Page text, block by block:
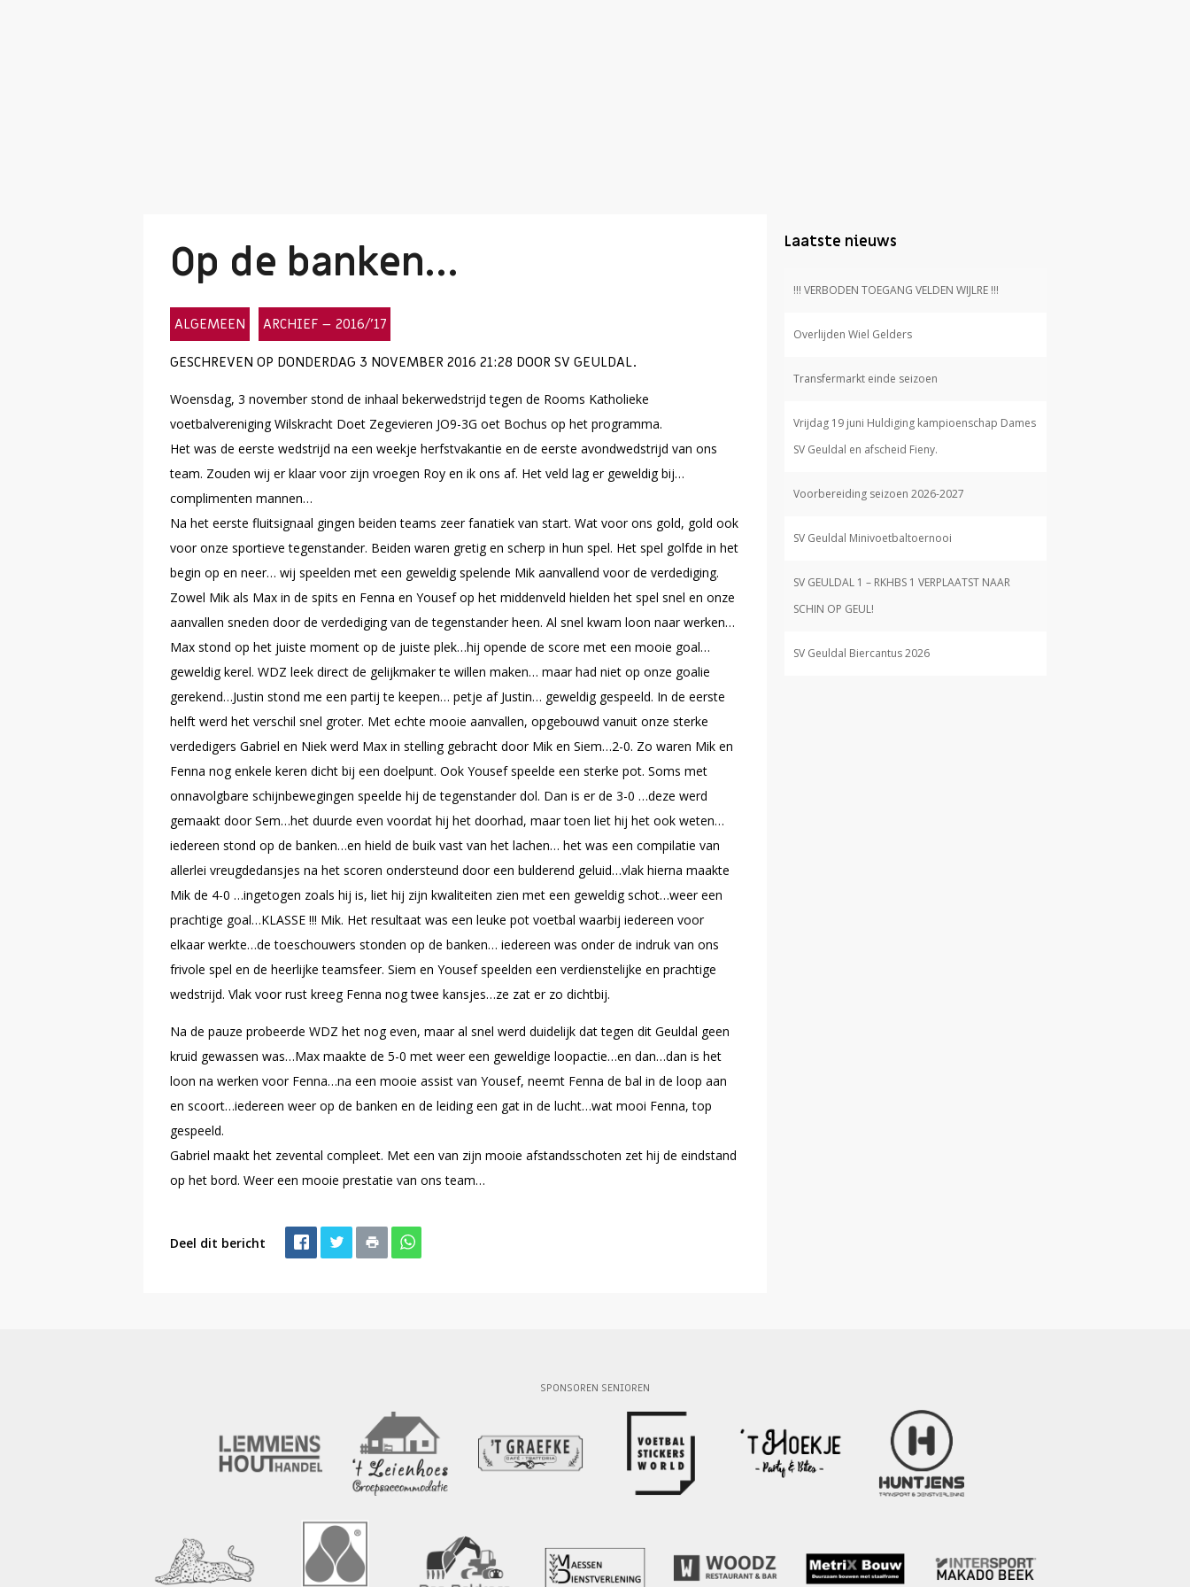
Op de banken…
ALGEMEEN
ARCHIEF – 2016/’17
GESCHREVEN OP DONDERDAG 3 NOVEMBER 2016 21:28 DOOR SV GEULDAL.
Woensdag, 3 november stond de inhaal bekerwedstrijd tegen de Rooms Katholieke
voetbalvereniging Wilskracht Doet Zegevieren JO9-3G oet Bochus op het programma.
Het was de eerste wedstrijd na een weekje herfstvakantie en de eerste avondwedstrijd van ons
team. Zouden wij er klaar voor zijn vroegen Roy en ik ons af. Het veld lag er geweldig bij…
complimenten mannen…
Na het eerste fluitsignaal gingen beiden teams zeer fanatiek van start. Wat voor ons gold, gold ook
voor onze sportieve tegenstander. Beiden waren gretig en scherp in hun spel. Het spel golfde in het
begin op en neer… wij speelden met een geweldig spelende Mik aanvallend voor de verdediging.
Zowel Mik als Max in de spits en Fenna en Yousef op het middenveld hielden het spel snel en onze
aanvallen sneden door de verdediging van de tegenstander heen. Al snel kwam loon naar werken…
Max stond op het juiste moment op de juiste plek…hij opende de score met een mooie goal…
geweldig kerel. WDZ leek direct de gelijkmaker te willen maken… maar had niet op onze goalie
gerekend…Justin stond me een partij te keepen… petje af Justin… geweldig gespeeld. In de eerste
helft werd het verschil snel groter. Met echte mooie aanvallen, opgebouwd vanuit onze sterke
verdedigers Gabriel en Niek werd Max in stelling gebracht door Mik en Siem…2-0. Zo waren Mik en
Fenna nog enkele keren dicht bij een doelpunt. Ook Yousef speelde een sterke pot. Soms met
onnavolgbare schijnbewegingen speelde hij de tegenstander dol. Dan is er de 3-0 …deze werd
gemaakt door Sem…het duurde even voordat hij het doorhad, maar toen liet hij het ook weten…
iedereen stond op de banken…en hield de buik vast van het lachen… het was een compilatie van
allerlei vreugdedansjes na het scoren ondersteund door een bulderend geluid…vlak hierna maakte
Mik de 4-0 …ingetogen zoals hij is, liet hij zijn kwaliteiten zien met een geweldig schot…weer een
prachtige goal…KLASSE !!! Mik. Het resultaat was een leuke pot voetbal waarbij iedereen voor
elkaar werkte…de toeschouwers stonden op de banken… iedereen was onder de indruk van ons
frivole spel en de heerlijke teamsfeer. Siem en Yousef speelden een verdienstelijke en prachtige
wedstrijd. Vlak voor rust kreeg Fenna nog twee kansjes…ze zat er zo dichtbij.
Na de pauze probeerde WDZ het nog even, maar al snel werd duidelijk dat tegen dit Geuldal geen
kruid gewassen was…Max maakte de 5-0 met weer een geweldige loopactie…en dan…dan is het
loon na werken voor Fenna…na een mooie assist van Yousef, neemt Fenna de bal in de loop aan
en scoort…iedereen weer op de banken en de leiding een gat in de lucht…wat mooi Fenna, top
gespeeld.
Gabriel maakt het zevental compleet. Met een van zijn mooie afstandsschoten zet hij de eindstand
op het bord. Weer een mooie prestatie van ons team…
Deel dit bericht
Laatste nieuws
!!! VERBODEN TOEGANG VELDEN WIJLRE !!!
Overlijden Wiel Gelders
Transfermarkt einde seizoen
Vrijdag 19 juni Huldiging kampioenschap Dames
SV Geuldal en afscheid Fieny.
Voorbereiding seizoen 2026-2027
SV Geuldal Minivoetbaltoernooi
SV GEULDAL 1 – RKHBS 1 VERPLAATST NAAR
SCHIN OP GEUL!
SV Geuldal Biercantus 2026
SPONSOREN SENIOREN